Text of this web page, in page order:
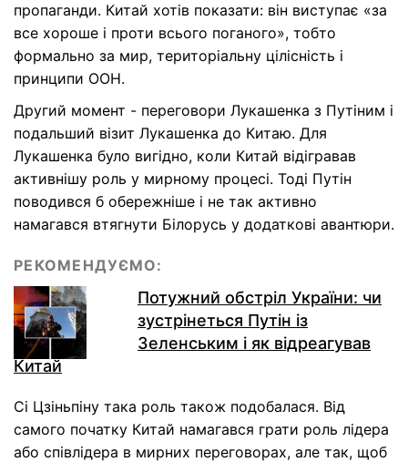
пропаганди. Китай хотів показати: він виступає «за
все хороше і проти всього поганого», тобто
формально за мир, територіальну цілісність і
принципи ООН.
Другий момент - переговори Лукашенка з Путіним і
подальший візит Лукашенка до Китаю. Для
Лукашенка було вигідно, коли Китай відігравав
активнішу роль у мирному процесі. Тоді Путін
поводився б обережніше і не так активно
намагався втягнути Білорусь у додаткові авантюри.
РЕКОМЕНДУЄМО:
Потужний обстріл України: чи
зустрінеться Путін із
Зеленським і як відреагував
Китай
Сі Цзіньпіну така роль також подобалася. Від
самого початку Китай намагався грати роль лідера
або співлідера в мирних переговорах, але так, щоб